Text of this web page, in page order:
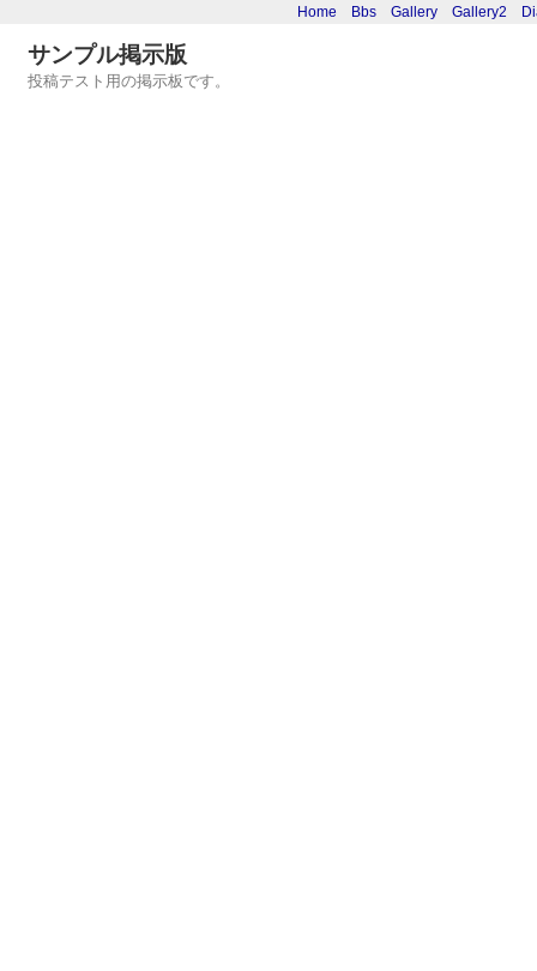
Home Bbs Gallery Gallery2
サンプル掲示版
投稿テスト用の掲示板です。